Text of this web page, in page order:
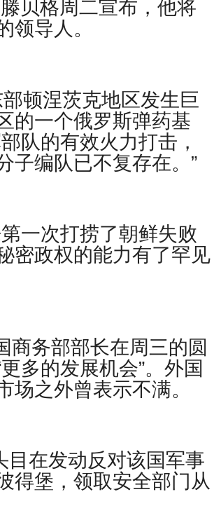
贝格周二宣布，他将
领导人。
顿涅茨克地区发生巨
的一个俄罗斯弹药基
队的有效火力打击，
子编队已不复存在。”
一次打捞了朝鲜失败
密政权的能力有了罕见
商务部部长在周三的圆
多的发展机会”。外国
之外曾表示不满。
在发动反对该国军事
得堡，领取安全部门从